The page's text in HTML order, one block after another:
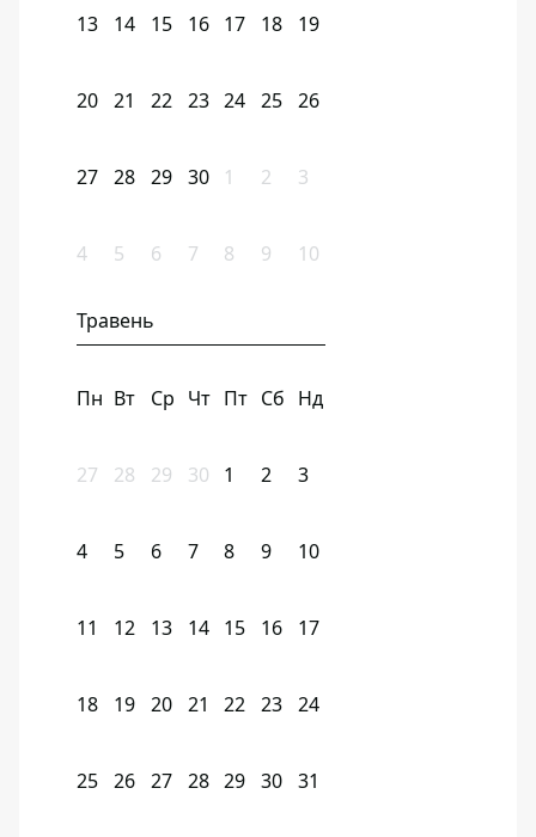
13 14 15 16 17 18 19
20 21 22 23 24 25 26
27 28 29 30 1 2 3
4 5 6 7 8 9 10
Травень
Пн Вт Ср Чт Пт Сб Нд
27 28 29 30 1 2 3
4 5 6 7 8 9 10
11 12 13 14 15 16 17
18 19 20 21 22 23 24
25 26 27 28 29 30 31